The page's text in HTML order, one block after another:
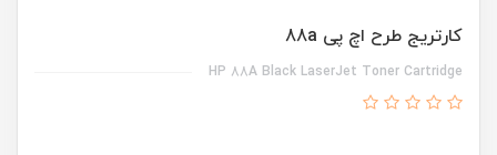
کارتریج طرح اچ پی 88a
HP 88A Black LaserJet Toner Cartridge